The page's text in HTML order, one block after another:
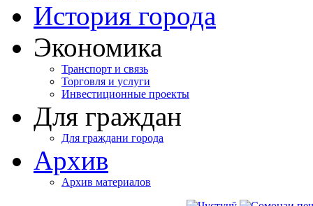
История города
Экономика
Транспорт и связь
Торговля и услуги
Инвестиционные проекты
Для граждан
Для граждани города
Архив
Архив материалов